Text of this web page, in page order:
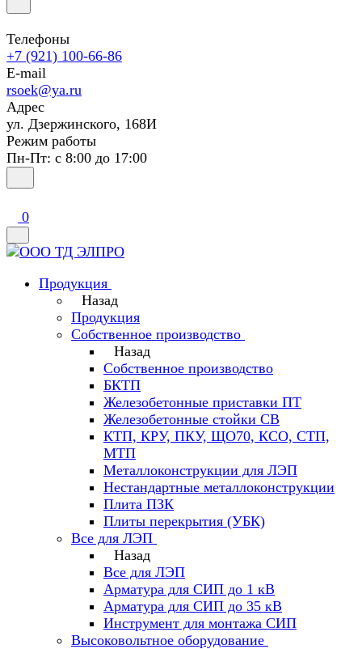
Телефоны
+7 (921) 100-66-86
E-mail
rsoek@ya.ru
Адрес
ул. Дзержинского, 168И
Режим работы
Пн-Пт: с 8:00 до 17:00
0
Продукция
Назад
Продукция
Собственное производство
Назад
Собственное производство
БКТП
Железобетонные приставки ПТ
Железобетонные стойки СВ
КТП, КРУ, ПКУ, ЩО70, КСО, СТП,
МТП
Металлоконструкции для ЛЭП
Нестандартные металлоконструкции
Плита ПЗК
Плиты перекрытия (УБК)
Все для ЛЭП
Назад
Все для ЛЭП
Арматура для СИП до 1 кВ
Арматура для СИП до 35 кВ
Инструмент для монтажа СИП
Высоковольтное оборудование